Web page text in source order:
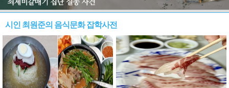
시인 최원준의 음식문화 잡학사전